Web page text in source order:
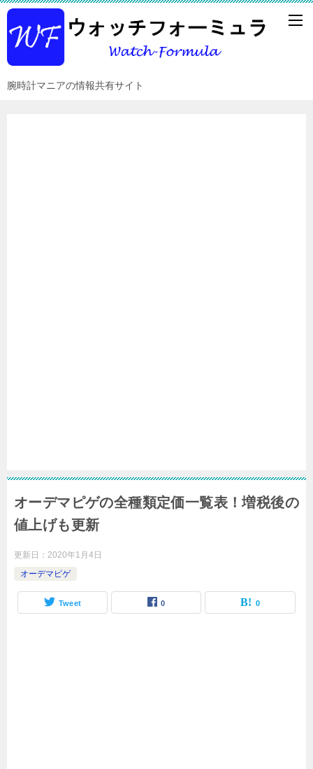
腕時計マニアの情報共有サイト
オーデマピゲの全種類定価一覧表！増税後の
値上げも更新
更新日： 2020年1月4日
オーデマピゲ
Tweet 0 0